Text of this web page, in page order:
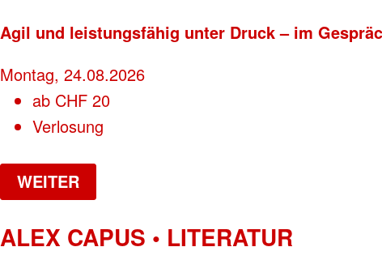
Agil und leistungsfähig unter Druck – im
Montag, 24.08.2026
ab CHF 20
Verlosung
WEITER
ALEX CAPUS • LITERATUR